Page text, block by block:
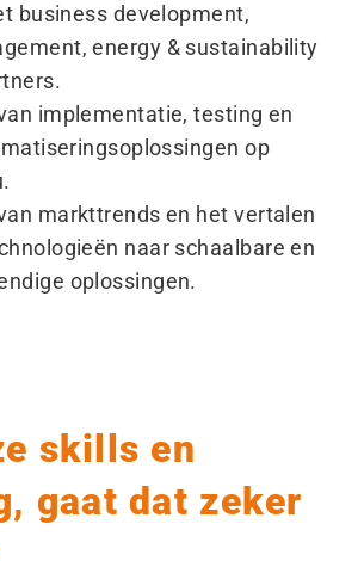
business development,
energy & sustainability
implementatie, testing en
op
markttrends en het vertalen
naar schaalbare en
oplossingen.
skills en
gaat dat zeker